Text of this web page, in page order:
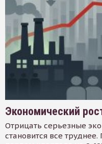
Экономический
Отрицать серьезные
становится все